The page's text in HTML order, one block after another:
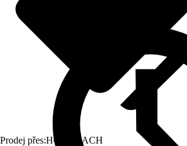
Prodej přes:HORNBACH